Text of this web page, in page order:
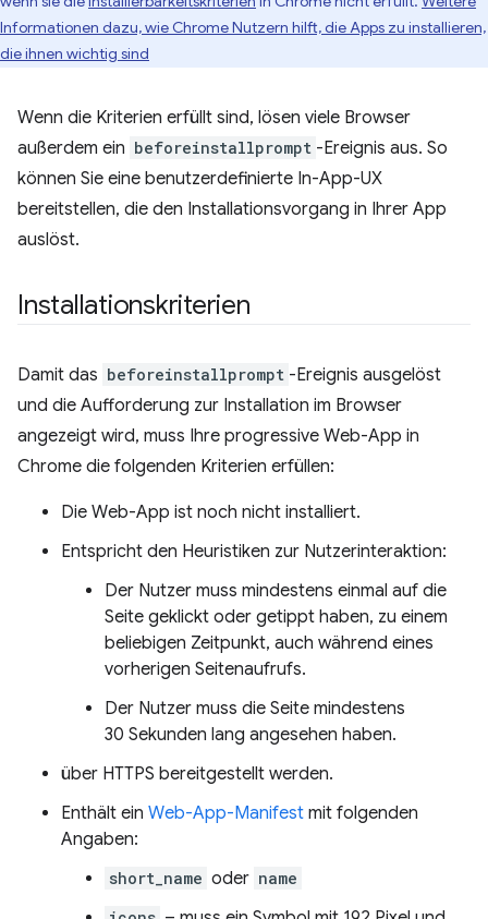
Informationen dazu, wie Chrome Nutzern hilft, die Apps zu installieren,
die ihnen wichtig sind
Wenn die Kriterien erfüllt sind, lösen viele Browser
außerdem ein beforeinstallprompt -Ereignis aus. So
können Sie eine benutzerdefinierte In-App-UX
bereitstellen, die den Installationsvorgang in Ihrer App
auslöst.
Installationskriterien
Damit das beforeinstallprompt -Ereignis ausgelöst
und die Aufforderung zur Installation im Browser
angezeigt wird, muss Ihre progressive Web-App in
Chrome die folgenden Kriterien erfüllen:
Die Web-App ist noch nicht installiert.
Entspricht den Heuristiken zur Nutzerinteraktion:
Der Nutzer muss mindestens einmal auf die
Seite geklickt oder getippt haben, zu einem
beliebigen Zeitpunkt, auch während eines
vorherigen Seitenaufrufs.
Der Nutzer muss die Seite mindestens
30 Sekunden lang angesehen haben.
über HTTPS bereitgestellt werden.
Enthält ein Web-App-Manifest mit folgenden
Angaben:
short_name oder name